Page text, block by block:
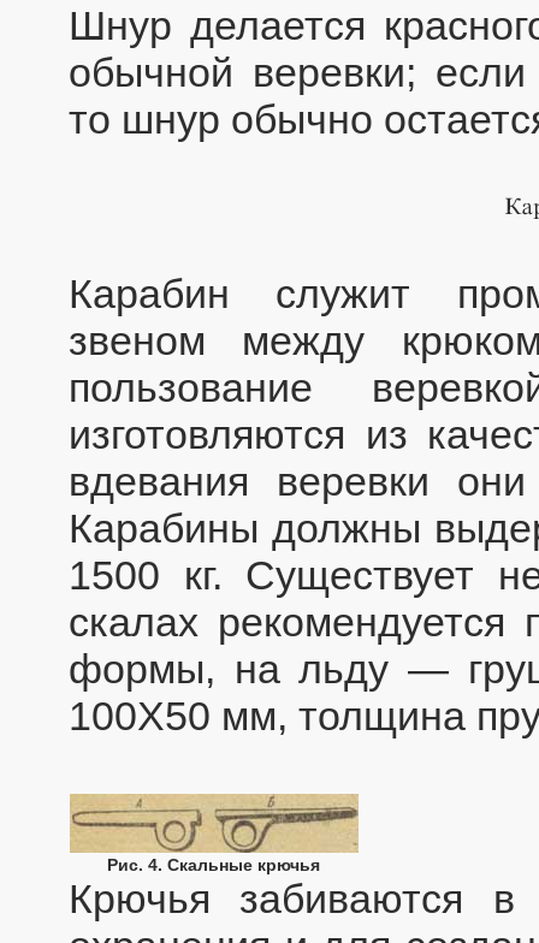
Шнур делается
обычной веревки;
то шнур обычно
Карабин служит
звеном между
пользование
изготовляются из
вдевания веревки
Карабины должны
1500 кг. Существует
скалах
формы, на льду —
100Х50 мм, толщина
Рис. 4. Скальные крючья
Крючья забиваются